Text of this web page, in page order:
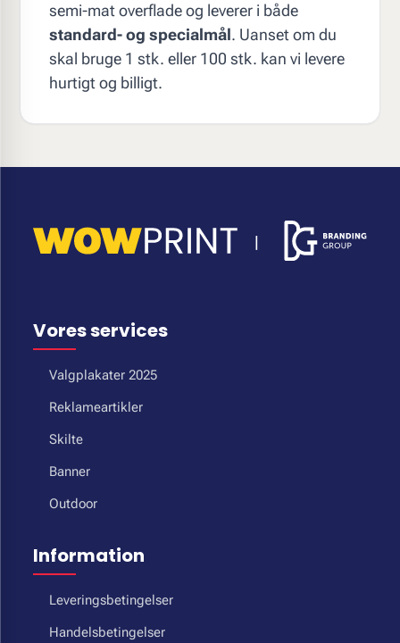
semi-mat overflade og leverer i både
standard- og specialmål. Uanset om du
skal bruge 1 stk. eller 100 stk. kan vi levere
hurtigt og billigt.
Vores services
Valgplakater 2025
Reklameartikler
Skilte
Banner
Outdoor
Information
Leveringsbetingelser
Handelsbetingelser